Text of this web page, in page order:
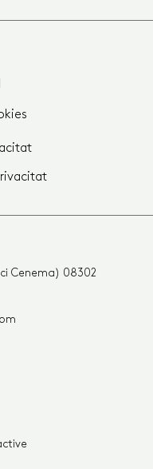
Cenema) 08302